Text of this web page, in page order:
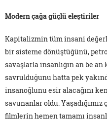
Modern çağa güçlü eleştiriler
Kapitalizmin tüm insani
bir sisteme dönüştüğünü,
savaşlarla insanlığın an be
savrulduğunu hatta pek
insanoğlunu esir alacağını
savunanlar oldu.
filmlerin hemen tamamı